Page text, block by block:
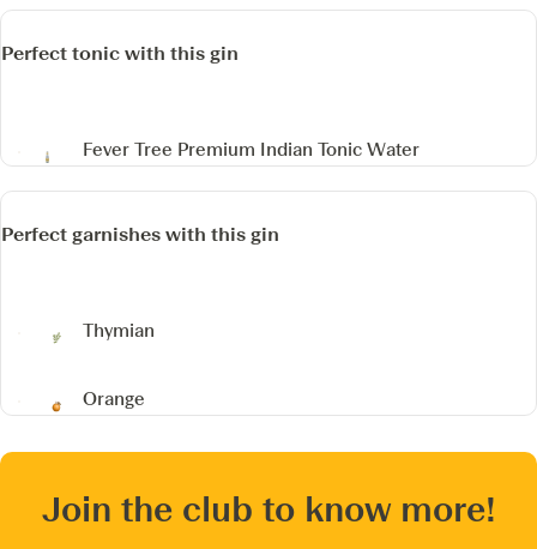
Perfect tonic with this gin
Fever Tree Premium Indian Tonic Water
Perfect garnishes with this gin
Thymian
Orange
Join the club to know more!